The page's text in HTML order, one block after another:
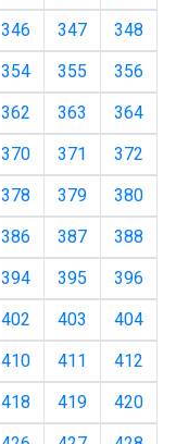
346 347
348
354 355
356
362 363
364
370 371
372
378 379
380
386 387
388
394 395
396
402 403
404
410 411
412
418 419
420